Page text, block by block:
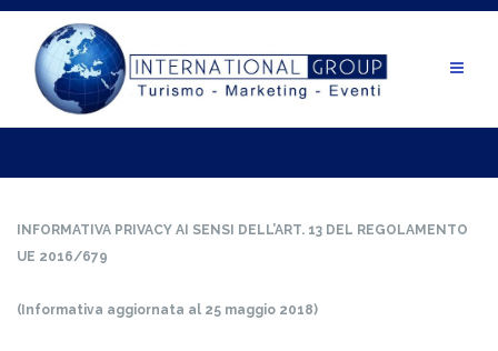
contenuto
INFORMATIVA PRIVACY AI SENSI DELL’ART. 13 DEL REGOLAMENTO
UE 2016/679
(Informativa aggiornata al 25 maggio 2018)